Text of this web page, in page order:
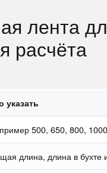
лента
расчёта
указать
500, 650, 800,
длина, длина в бухте